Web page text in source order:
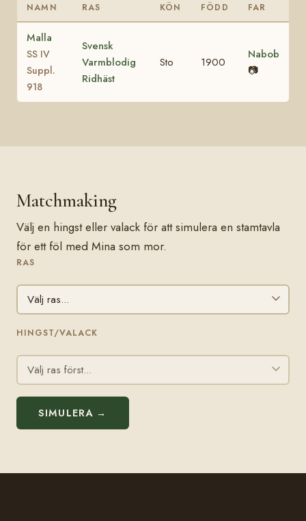
NAMN RAS KÖN FÖDD FAR
Malla
SS IV
Suppl.
918
Svensk
Varmblodig
Ridhäst
Sto 1900
Nabob
📷
Matchmaking
Välj en hingst eller valack för att simulera en stamtavla
för ett föl med Mina som mor.
RAS
HINGST/VALACK
SIMULERA →